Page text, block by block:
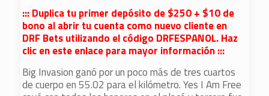
::: Duplica tu primer depósito de $250 + $10 de
bono al abrir tu cuenta como nuevo cliente en
DRF Bets utilizando el código DRFESPANOL. Haz
clic en este enlace para mayor información :::
Big Invasion ganó por un poco más de tres cuartos
de cuerpo en 55.02 para el kilómetro. Yes I Am Free